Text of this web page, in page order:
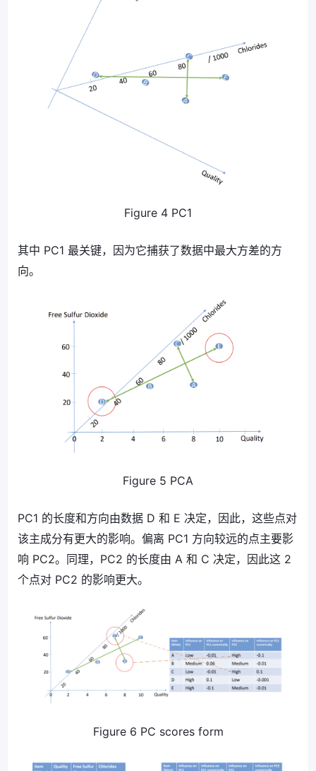
Figure 4 PC1
其中 PC1 最关键，因为它捕获了数据中最大方差的方
向。
Figure 5 PCA
PC1 的长度和方向由数据 D 和 E 决定，因此，这些点对
该主成分有更大的影响。偏离 PC1 方向较远的点主要影
响 PC2。同理，PC2 的长度由 A 和 C 决定，因此这 2
个点对 PC2 的影响更大。
Figure 6 PC scores form